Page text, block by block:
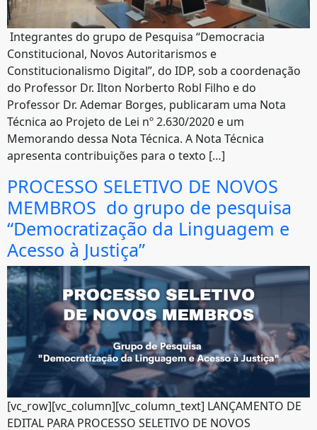
‌ Integrantes do grupo de Pesquisa “Democracia
Constitucional, Novos Autoritarismos e
Constitucionalismo Digital”, do IDP, sob a coordenação
do Professor Dr. Ilton Norberto Robl Filho e do
Professor Dr. Ademar Borges, publicaram uma Nota
Técnica ao Projeto de Lei nº 2.630/2020 e um
Memorando dessa Nota Técnica. A Nota Técnica
apresenta contribuições para o texto […]
PROCESSO SELETIVO DE NOVOS
MEMBROS do grupo de pesquisa
“Democratização da Linguagem e
Acesso à Justiça”
[vc_row][vc_column][vc_column_text] LANÇAMENTO DE
EDITAL PARA PROCESSO SELETIVO DE NOVOS